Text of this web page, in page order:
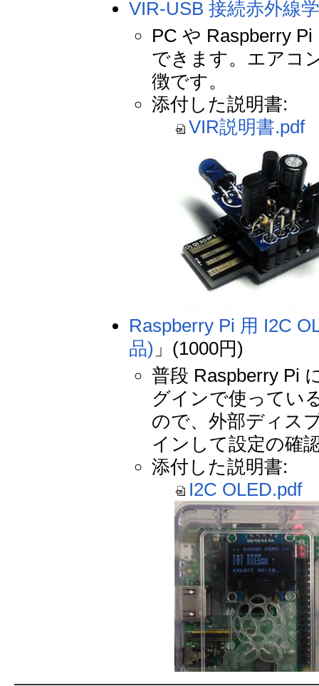
VIR-USB 接続赤外線
PC や Raspberry
できます。エアコ
徴です。
添付した説明書:
VIR説明書.pdf
Raspberry Pi 用 I2C
品) 」(1000円)
普段 Raspberry Pi
グインで使ってい
ので、外部ディス
インして設定の確
添付した説明書:
I2C OLED.pdf